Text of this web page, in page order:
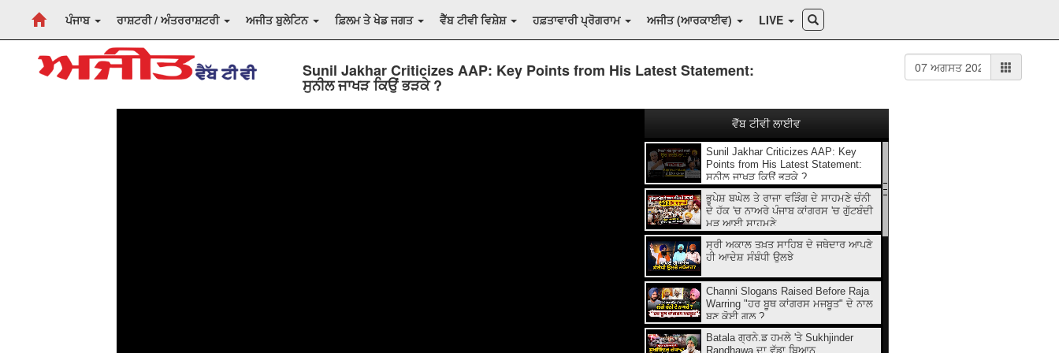
ਪੰਜਾਬ ਰਾਸ਼ਟਰੀ / ਅੰਤਰਰਾਸ਼ਟਰੀ ਅਜੀਤ ਬੁਲੇਟਿਨ ਫ਼ਿਲਮ ਤੇ ਖੇਡ ਜਗਤ ਵੈੱਬ ਟੀਵੀ ਵਿਸ਼ੇਸ਼ ਹਫ਼ਤਾਵਾਰੀ ਪ੍ਰੋਗਰਾਮ ਅਜੀਤ (ਆਰਕਾਈਵ) LIVE
Sunil Jakhar Criticizes AAP: Key Points from His Latest Statement:
ਸੁਨੀਲ ਜਾਖੜ ਕਿਉਂ ਭੜਕੇ ?
Sunil Jakhar Criticizes AAP: Key
Points from His Latest Statement:
ਸੁਨੀਲ ਜਾਖੜ ਕਿਉਂ ਭੜਕੇ ?
ਭੂਪੇਸ਼ ਬਘੇਲ ਤੇ ਰਾਜਾ ਵੜਿੰਗ ਦੇ ਸਾਹਮਣੇ ਚੰਨੀ
ਦੇ ਹੱਕ 'ਚ ਨਾਅਰੇ ਪੰਜਾਬ ਕਾਂਗਰਸ 'ਚ ਗੁੱਟਬੰਦੀ
ਮੁੜ ਆਈ ਸਾਹਮਣੇ
ਸ੍ਰੀ ਅਕਾਲ ਤਖ਼ਤ ਸਾਹਿਬ ਦੇ ਜਥੇਦਾਰ ਆਪਣੇ
ਹੀ ਆਦੇਸ਼ ਸੰਬੰਧੀ ਉਲਝੇ
Channi Slogans Raised Before Raja
Warring "ਹਰ ਬੂਥ ਕਾਂਗਰਸ ਮਜਬੂਤ" ਦੇ ਨਾਲ
ਬਣੂ ਕੋਈ ਗਲ਼ ?
Batala ਗ੍ਰਨੇ.ਡ ਹਮਲੇ 'ਤੇ Sukhjinder
Randhawa ਦਾ ਵੱਡਾ ਬਿਆਨ
ਵੈੱਬ ਟੀਵੀ ਲਾਈਵ